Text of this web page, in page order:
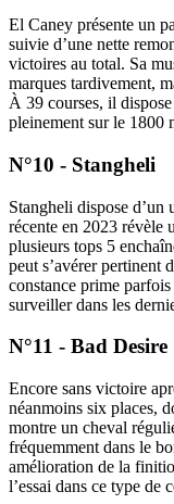
El Caney présente un
suivie d’une nette
victoires au total. Sa
marques tardivement,
À 39 courses, il
pleinement sur le 1800
N°10 - Stangheli
Stangheli dispose d’un
récente en 2023 révèle
plusieurs tops 5
peut s’avérer pertinent
constance prime
surveiller dans les
N°11 - Bad Desire
Encore sans victoire
néanmoins six places,
montre un cheval
fréquemment dans le
amélioration de la
l’essai dans ce type de